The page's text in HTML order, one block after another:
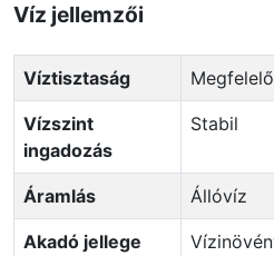
Víz jellemzői
Víztisztaság Megfelelő
Vízszint
ingadozás
Stabil
Áramlás Állóvíz
Akadó jellege
Vízinövényes, iszapos, tuskós